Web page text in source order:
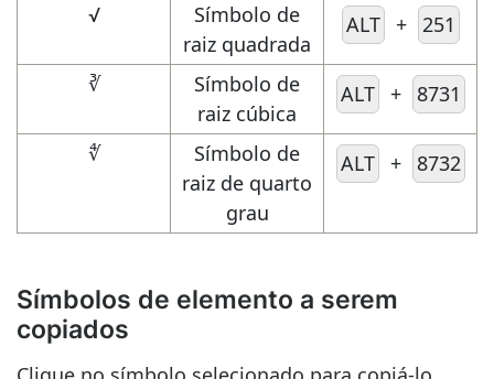
√
Símbolo de
raiz quadrada
ALT + 251
∛
Símbolo de
raiz cúbica
ALT + 8731
∜
Símbolo de
raiz de quarto
grau
ALT + 8732
Símbolos de elemento a serem
copiados